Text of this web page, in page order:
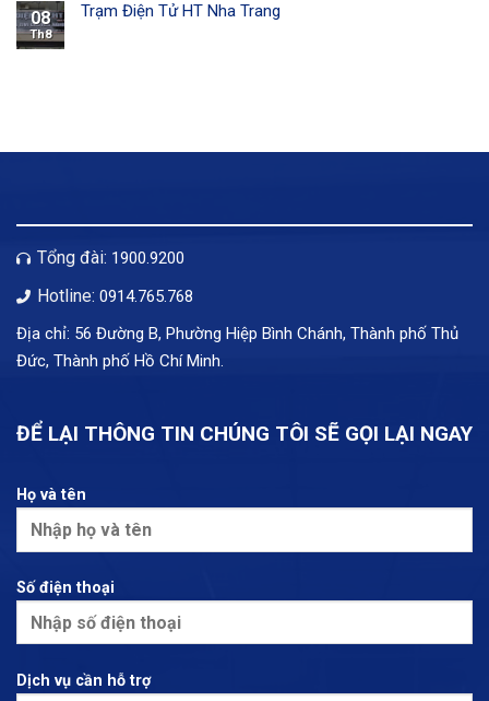
08
Th8
Trạm Điện Tử HT Nha Trang
Tổng đài: 1900.9200
Hotline: 0914.765.768
Địa chỉ: 56 Đường B, Phường Hiệp Bình Chánh, Thành phố Thủ
Đức, Thành phố Hồ Chí Minh.
ĐỂ LẠI THÔNG TIN CHÚNG TÔI SẼ GỌI LẠI NGAY
Họ và tên
Số điện thoại
Dịch vụ cần hỗ trợ